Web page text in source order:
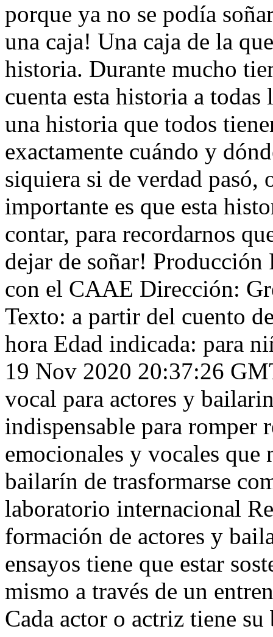
porque ya no se podía
una caja! Una caja de la
historia. Durante mucho
cuenta esta historia a todas
una historia que todos
exactamente cuándo y
siquiera si de verdad pasó,
importante es que esta
contar, para recordarnos
dejar de soñar!
con el CAAE Dirección:
Texto: a partir del cuento
hora Edad indicada: para
19 Nov 2020 20:37:26
vocal para actores y
indispensable para romper
emocionales y vocales
bailarín de trasformarse
laboratorio internacional
formación de actores y
ensayos tiene que estar
mismo a través de un
Cada actor o actriz tiene